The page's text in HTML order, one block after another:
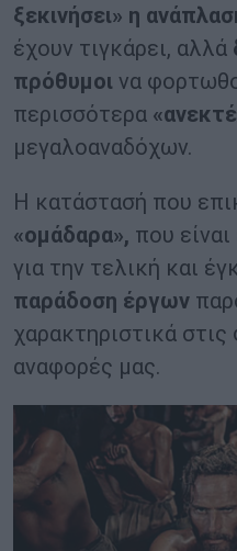
ξεκινήσει» η
έχουν τιγκάρει, αλλά
πρόθυμοι να
περισσότερα
μεγαλοαναδόχων.
Η κατάστασή που
«ομάδαρα», που
για την τελική και
παράδοση έργων
χαρακτηριστικά
αναφορές μας.